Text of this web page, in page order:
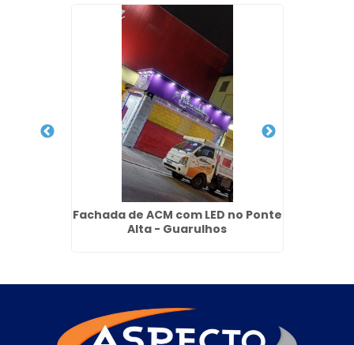
Fachada de ACM com LED no Ponte
Alta - Guarulhos